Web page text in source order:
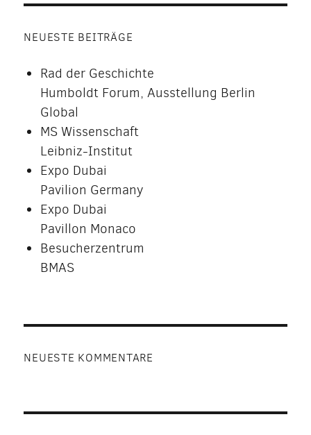
NEUESTE BEITRÄGE
Rad der Geschichte
Humboldt Forum, Ausstellung Berlin
Global
MS Wissenschaft
Leibniz-Institut
Expo Dubai
Pavilion Germany
Expo Dubai
Pavillon Monaco
Besucherzentrum
BMAS
NEUESTE KOMMENTARE